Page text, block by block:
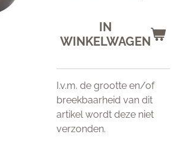
IN
WINKELWAGEN
I.v.m. de grootte en/of
breekbaarheid van dit
artikel wordt deze niet
verzonden.